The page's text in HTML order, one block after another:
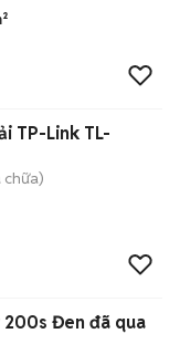
TP-Link TL-
chữa)
Đen đã qua